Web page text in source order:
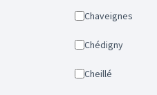
Chaveignes
Chédigny
Cheillé